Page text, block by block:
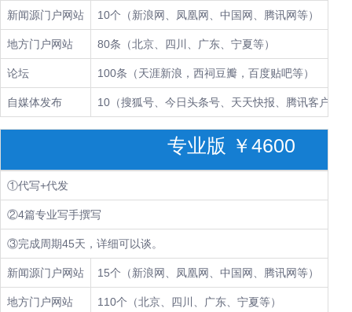
新闻源门户网站 10个（新浪网、凤凰网、中国网、腾讯网等）
地方门户网站 80条（北京、四川、广东、宁夏等）
论坛 100条（天涯新浪，西祠豆瓣，百度贴吧等）
自媒体发布 10（搜狐号、今日头条号、天天快报、腾讯客户端
专业版 ￥4600
①代写+代发
②4篇专业写手撰写
③完成周期45天，详细可以谈。
新闻源门户网站 15个（新浪网、凤凰网、中国网、腾讯网等）
地方门户网站 110个（北京、四川、广东、宁夏等）